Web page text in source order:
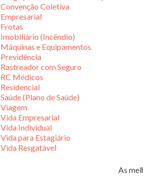
Convenção Coletiva
Empresarial
Frotas
Imobiliário (Incêndio)
Máquinas e Equipamentos
Previdência
Rastreador com Seguro
RC Médicos
Residencial
Saúde (Plano de Saúde)
Viagem
Vida Empresarial
Vida Individual
Vida para Estagiário
Vida Resgatável
As